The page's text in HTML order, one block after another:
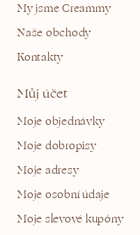
My jsme Creammy
Naše obchody
Kontakty
Můj účet
Moje objednávky
Moje dobropisy
Moje adresy
Moje osobní údaje
Moje slevové kupóny